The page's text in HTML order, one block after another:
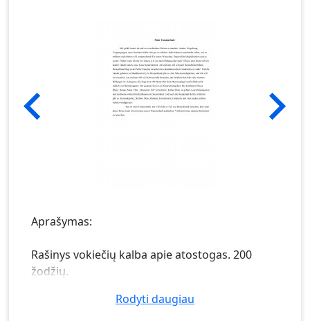
Aprašymas:
Rašinys vokiečių kalba apie atostogas. 200
žodžių.
Rodyti daugiau